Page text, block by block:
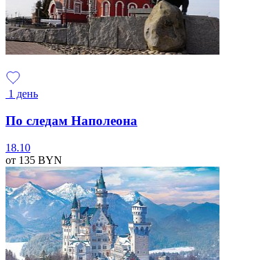
1 день
По следам Наполеона
18.10
от 135 BYN